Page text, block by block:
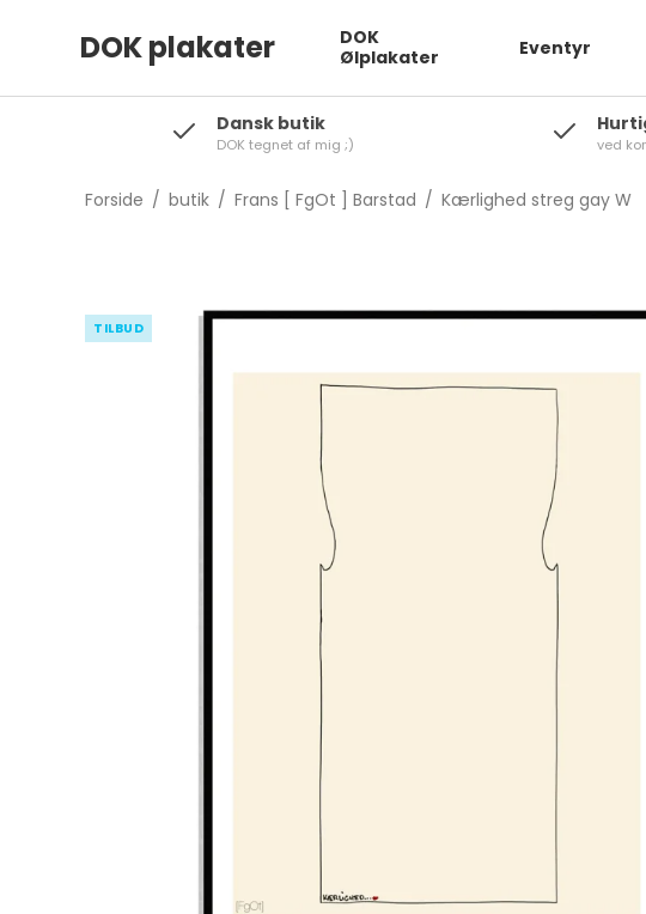
DOK plakater
DOK
Ølplakater
Eventyr
Dansk butik
DOK tegnet af mig ;) ved
Forside / butik / Frans [ FgOt ] Barstad / Kærlighed streg gay W
TILBUD